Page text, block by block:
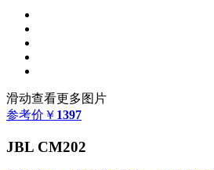
滑动查看更多图片
参考价 ￥ 1397
JBL CM202